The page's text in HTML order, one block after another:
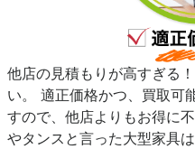
他店の見積もりが高すぎる
い。 適正価格かつ、買取可
すので、他店よりもお得に
やタンスと言った大型家具